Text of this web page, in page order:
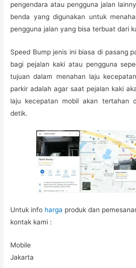
pengendara atau pengguna jalan
benda yang digunakan untuk
pengguna jalan yang bisa terbuat dari
Speed Bump jenis ini biasa di pasang
bagi pejalan kaki atau pengguna
tujuan dalam menahan laju
parkir adalah agar saat pejalan kaki
laju kecepatan mobil akan tertahan
detik.
Untuk info harga produk dan
kontak kami :
Mobile
Jakarta